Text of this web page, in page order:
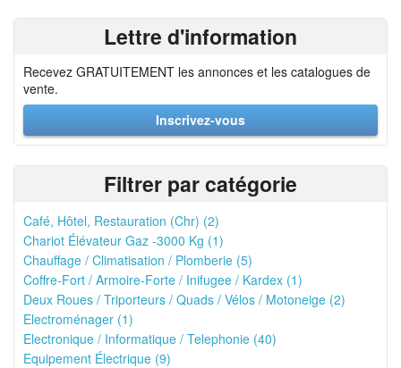
Lettre d'information
Recevez GRATUITEMENT les annonces et les catalogues de
vente.
Inscrivez-vous
Filtrer par catégorie
Café, Hôtel, Restauration (Chr) (2)
Chariot Élévateur Gaz -3000 Kg (1)
Chauffage / Climatisation / Plomberie (5)
Coffre-Fort / Armoire-Forte / Inifugee / Kardex (1)
Deux Roues / Triporteurs / Quads / Vélos / Motoneige (2)
Electroménager (1)
Electronique / Informatique / Telephonie (40)
Equipement Électrique (9)